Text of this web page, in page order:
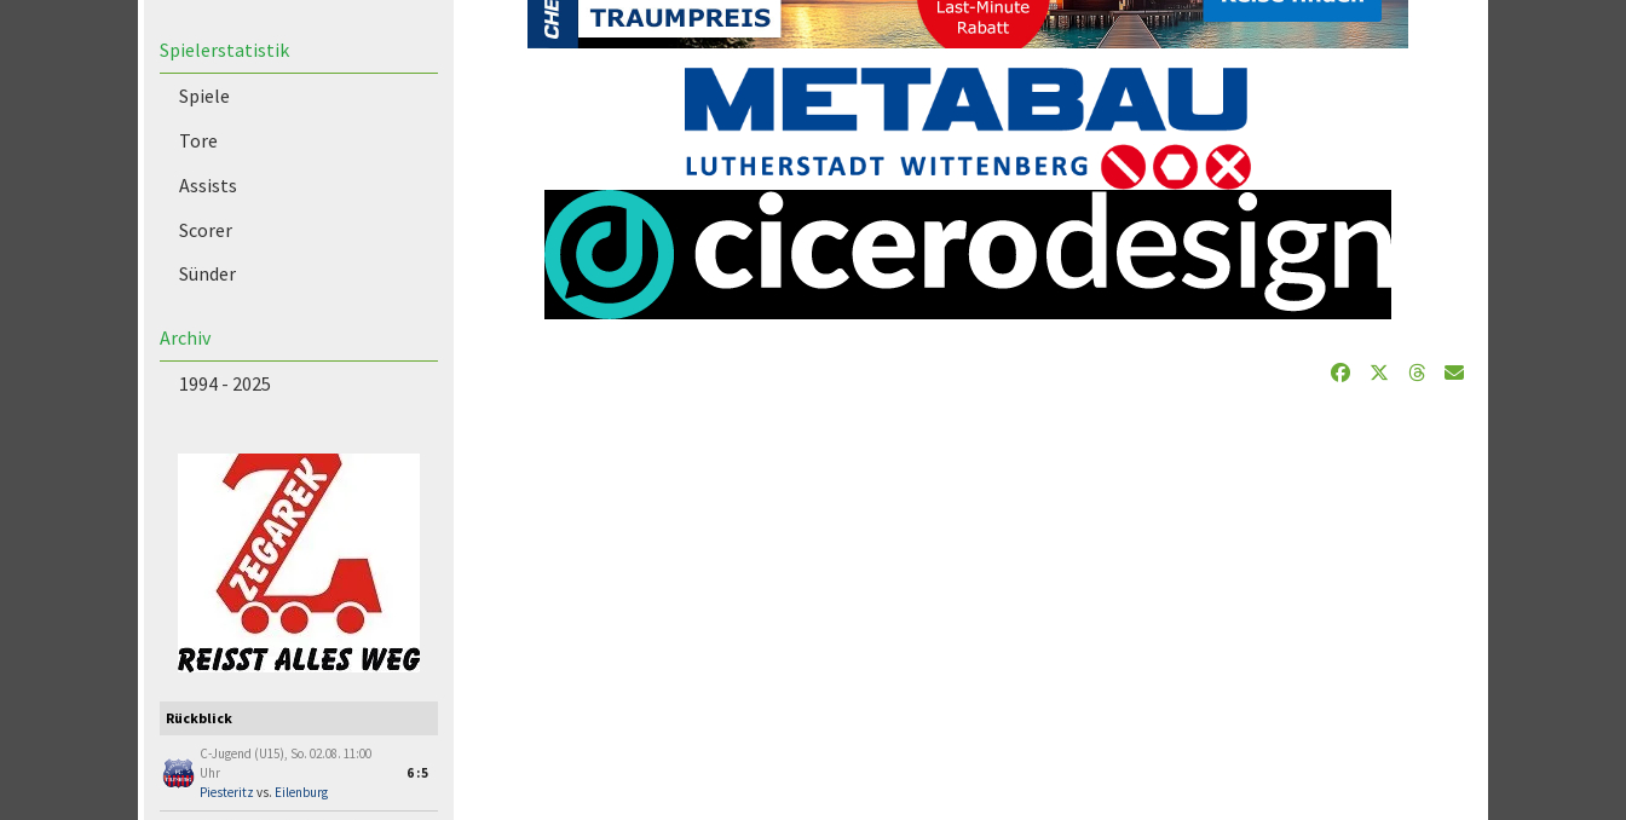
Spielerstatistik
Spiele
Tore
Assists
Scorer
Sünder
Archiv
1994 - 2025
Rückblick
C-Jugend (U15), So. 02.08. 11:00
Uhr
Piesteritz vs. Eilenburg
6:5